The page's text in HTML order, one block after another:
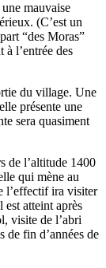
mauvaise
(C’est un
“des Moras”
l’entrée des
du village. Une
présente une
sera quasiment
de l’altitude 1400
qui mène au
l’effectif ira visiter
atteint après
visite de l’abri
de fin d’années de